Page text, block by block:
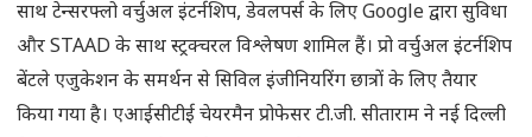
साथ टेन्सरफ्लो वर्चुअल इंटर्नशिप, डेवलपर्स के लिए Google द्वारा सुविधा
और STAAD के साथ स्ट्रक्चरल विश्लेषण शामिल हैं। प्रो वर्चुअल इंटर्नशिप
बेंटले एजुकेशन के समर्थन से सिविल इंजीनियरिंग छात्रों के लिए तैयार
किया गया है। एआईसीटीई चेयरमैन प्रोफेसर टी.जी. सीताराम ने नई दिल्ली